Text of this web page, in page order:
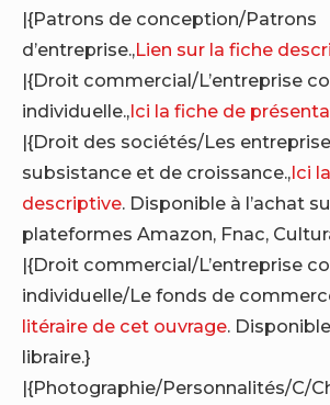
|{Patrons de conception/Patrons
d’entreprise.,Lien sur la fiche
|{Droit commercial/L’entreprise
individuelle.,Ici la fiche de
|{Droit des sociétés/Les
subsistance et de croissance.,Ici
descriptive. Disponible à l’achat
plateformes Amazon, Fnac,
|{Droit commercial/L’entreprise
individuelle/Le fonds de
litéraire de cet ouvrage.
libraire.}
|{Photographie/Personnalités/C/